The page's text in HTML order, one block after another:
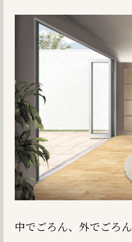
中でごろん、外でごろん